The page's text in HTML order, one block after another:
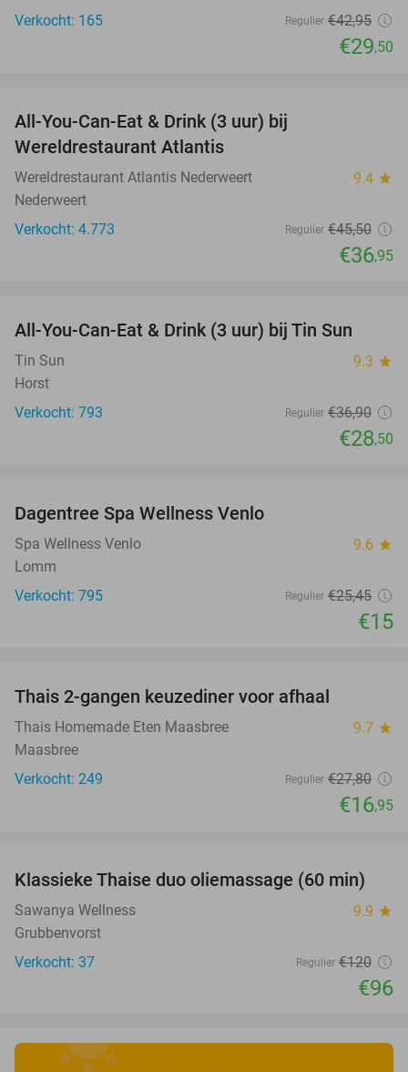
Verkocht: 165
Regulier €42,95
€29,50
All-You-Can-Eat & Drink (3 uur) bij
Wereldrestaurant Atlantis
Wereldrestaurant Atlantis Nederweert 9.4 star
Nederweert
Verkocht: 4.773
Regulier €45,50
€36,95
All-You-Can-Eat & Drink (3 uur) bij Tin Sun
Tin Sun 9.3 star
Horst
Verkocht: 793
Regulier €36,90
€28,50
Dagentree Spa Wellness Venlo
Spa Wellness Venlo 9.6 star
Lomm
Verkocht: 795
Regulier €25,45
€15
Thais 2-gangen keuzediner voor afhaal
Thais Homemade Eten Maasbree 9.7 star
Maasbree
Verkocht: 249
Regulier €27,80
€16,95
20%
Klassieke Thaise duo oliemassage (60 min)
Sawanya Wellness 9.9 star
Grubbenvorst
Verkocht: 37
Regulier €120
€96